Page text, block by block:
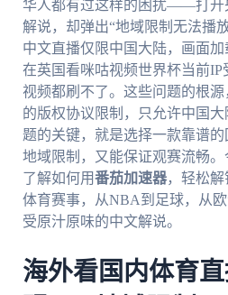
华人都有过这样的困扰——打开
解说，却弹出“地域限制无法播
中文直播仅限中国大陆，画面
在英国看咪咕视频世界杯当前
视频都刷不了。这些问题的根
的版权协议限制，只允许中国大
题的关键，就是选择一款靠谱
地域限制，又能保证观赛流畅
了解如何用番茄加速器，轻松解
体育赛事，从NBA到足球，从
受原汁原味的中文解说。
海外看国内体育